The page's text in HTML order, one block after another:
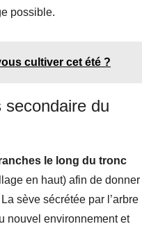
possible.
cultiver cet été ?
secondaire du
le long du tronc
en haut) afin de donner
sève sécrétée par l’arbre
nouvel environnement et